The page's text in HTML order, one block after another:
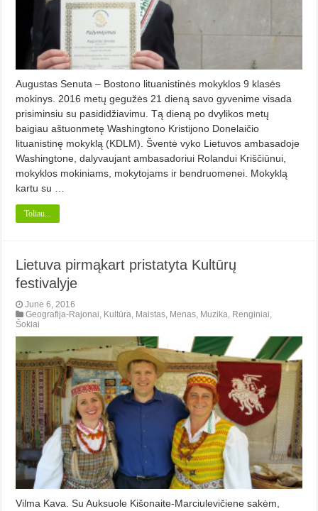
Augustas Senuta – Bostono lituanistinės mokyklos 9 klasės
mokinys. 2016 metų gegužės 21 dieną savo gyvenime visada
prisiminsiu su pasididžiavimu. Tą dieną po dvylikos metų
baigiau aštuonmetę Washingtono Kristijono Donelaičio
lituanistinę mokyklą (KDLM). Šventė vyko Lietuvos ambasadoje
Washingtone, dalyvaujant ambasadoriui Rolandui Kriščiūnui,
mokyklos mokiniams, mokytojams ir bendruomenei. Mokyklą
kartu su …
Toliau...
Lietuva pirmąkart pristatyta Kultūrų
festivalyje
June 6, 2016
Geografija-Rajonai, Kultūra, Maistas, Menas, Muzika, Renginiai,
Šokiai
Vilma Kava. Su Auksuole Kišonaite-Marciulevičiene sakėm,